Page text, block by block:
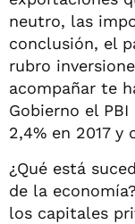
neutro, las
conclusión, el
rubro
acompañar te
Gobierno el PBI
2,4% en 2017 y
¿Qué está
de la
los capitales